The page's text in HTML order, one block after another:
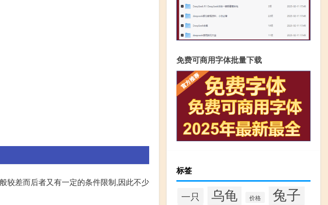
较差而后者又有一定的条件限制,因此不少
免费可商用字体批量下载
标签
一只 乌龟 价格 兔子